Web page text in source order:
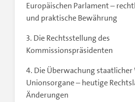
Europäischen Parlament –
und praktische Bewährung
3. Die Rechtsstellung des
Kommissionspräsidenten
4. Die Überwachung staatlicher
Unionsorgane – heutige
Änderungen